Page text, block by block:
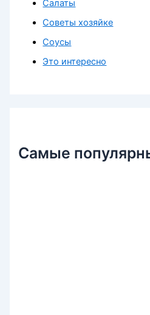
Салаты
Советы хозяйке
Соусы
Это интересно
Самые